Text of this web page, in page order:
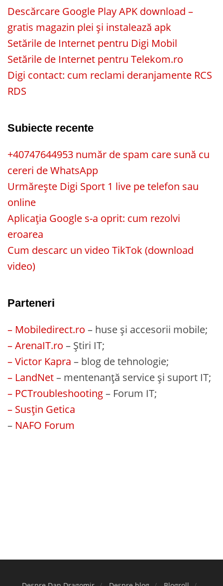
Descărcare Google Play APK download –
gratis magazin plei și instalează apk
Setările de Internet pentru Digi Mobil
Setările de Internet pentru Telekom.ro
Digi contact: cum reclami deranjamente RCS
RDS
Subiecte recente
+40747644953 număr de spam care sună cu
cereri de WhatsApp
Urmărește Digi Sport 1 live pe telefon sau
online
Aplicația Google s-a oprit: cum rezolvi
eroarea
Cum descarc un video TikTok (download
video)
Parteneri
– Mobiledirect.ro – huse și accesorii mobile;
– ArenaIT.ro – Știri IT;
– Victor Kapra – blog de tehnologie;
– LandNet– mentenanță service și suport IT;
– PCTroubleshooting– Forum IT;
– Susțin Getica
– NAFO Forum